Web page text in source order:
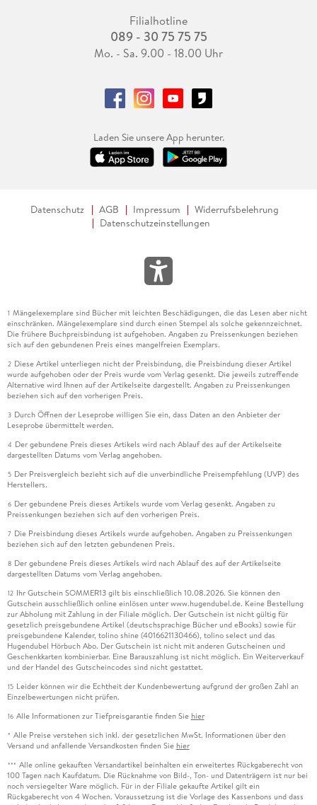
Filialhotline
089 - 30 75 75 75
Mo. - Sa. 9.00 - 18.00 Uhr
Laden Sie unsere App herunter.
Datenschutz AGB Impressum
Widerrufsbelehrung
Datenschutzeinstellungen
1 Mängelexemplare sind Bücher mit leichten Beschädigungen, die das Lesen aber nicht
einschränken. Mängelexemplare sind durch einen Stempel als solche gekennzeichnet.
Die frühere Buchpreisbindung ist aufgehoben. Angaben zu Preissenkungen beziehen
sich auf den gebundenen Preis eines mangelfreien Exemplars.
2 Diese Artikel unterliegen nicht der Preisbindung, die Preisbindung dieser Artikel
wurde aufgehoben oder der Preis wurde vom Verlag gesenkt. Die jeweils zutreffende
Alternative wird Ihnen auf der Artikelseite dargestellt. Angaben zu Preissenkungen
beziehen sich auf den vorherigen Preis.
3 Durch Öffnen der Leseprobe willigen Sie ein, dass Daten an den Anbieter der
Leseprobe übermittelt werden.
4 Der gebundene Preis dieses Artikels wird nach Ablauf des auf der Artikelseite
dargestellten Datums vom Verlag angehoben.
5 Der Preisvergleich bezieht sich auf die unverbindliche Preisempfehlung (UVP) des
Herstellers.
6 Der gebundene Preis dieses Artikels wurde vom Verlag gesenkt. Angaben zu
Preissenkungen beziehen sich auf den vorherigen Preis.
7 Die Preisbindung dieses Artikels wurde aufgehoben. Angaben zu Preissenkungen
beziehen sich auf den letzten gebundenen Preis.
8 Der gebundene Preis dieses Artikels wird nach Ablauf des auf der Artikelseite
dargestellten Datums vom Verlag angehoben.
12 Ihr Gutschein SOMMER13 gilt bis einschließlich 10.08.2026. Sie können den
Gutschein ausschließlich online einlösen unter www.hugendubel.de. Keine Bestellung
zur Abholung mit Zahlung in der Filiale möglich. Der Gutschein ist nicht gültig für
gesetzlich preisgebundene Artikel (deutschsprachige Bücher und eBooks) sowie für
preisgebundene Kalender, tolino shine (4016621130466), tolino select und das
Hugendubel Hörbuch Abo. Der Gutschein ist nicht mit anderen Gutscheinen und
Geschenkkarten kombinierbar. Eine Barauszahlung ist nicht möglich. Ein Weiterverkauf
und der Handel des Gutscheincodes sind nicht gestattet.
15 Leider können wir die Echtheit der Kundenbewertung aufgrund der großen Zahl an
Einzelbewertungen nicht prüfen.
16 Alle Informationen zur Tiefpreisgarantie finden Sie hier
* Alle Preise verstehen sich inkl. der gesetzlichen MwSt. Informationen über den
Versand und anfallende Versandkosten finden Sie hier
*** Alle online gekauften Versandartikel beinhalten ein erweitertes Rückgaberecht von
100 Tagen nach Kaufdatum. Die Rücknahme von Bild-, Ton- und Datenträgern ist nur bei
noch versiegelter Ware möglich. Für in der Filiale gekaufte Artikel gilt ein
Rückgaberecht von 4 Wochen. Voraussetzung ist die Vorlage des Kassenbons und dass